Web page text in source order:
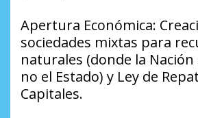
​Apertura Económica:
sociedades mixtas para
naturales (donde la Nación
no el Estado) y Ley de
Capitales.